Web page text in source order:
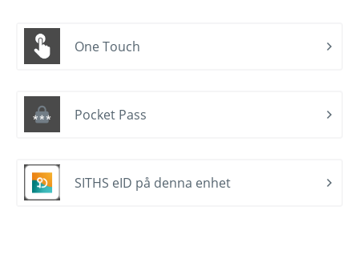
One Touch
Pocket Pass
SITHS eID på denna enhet